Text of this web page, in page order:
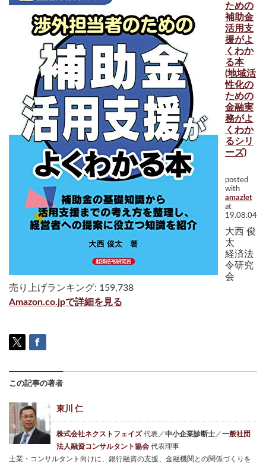
ための
補助金
活用支
援がよ
くわか
る本
(地域活
性化の
ための
金融実
務がよ
くわか
るシリ
ーズ)
posted
with
amazlet
at
19.08.04
大西 俊
太
経済法
令研究
会
売り上げランキング: 159,738
Amazon.co.jpで詳細を見る
この記事の著者
東川 仁
株式会社ネクストフェイズ代表／中小企業診断士 ／一般社団
法人融資コンサルタント協会 代表理事
士業・コンサルタント向けに、銀行融資の支援、金融機関との関係づくりを